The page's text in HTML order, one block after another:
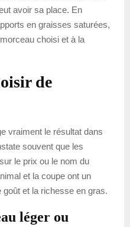
avoir sa place. En
en graisses saturées,
choisi et à la
de
vraiment le résultat dans
souvent que les
le prix ou le nom du
et la coupe ont un
et la richesse en gras.
léger ou